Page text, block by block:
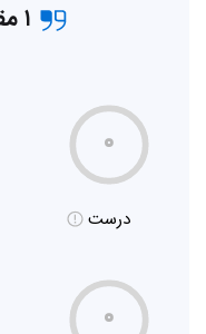
۱ مقاله درستی‌سنجی
۰
درست
۰